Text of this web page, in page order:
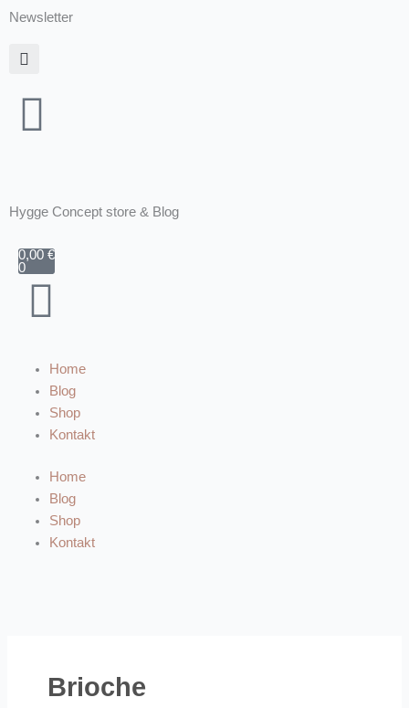
Zum
springen
Newsletter
Hygge Concept store & Blog
0,00 €
0
Warenkorb
Home
Blog
Shop
Kontakt
Home
Blog
Shop
Kontakt
Brioche